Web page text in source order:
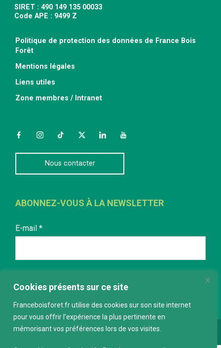
Cookies présents sur ce site
Franceboisforet.fr utilise des cookies sur son site internet
pour vous offrir l’expérience la plus pertinente en
mémorisant vos préférences lors de vos visites.
SIRET : 490 149 135 00033
Code APE : 9499 Z
Politique de protection des données de France Bois
Forêt
Mentions légales
Liens utiles
Zone membres / Intranet
FacebookInstagramTikTokTwitterLinkedInYouTube
Nous contacter
ABONNEZ-VOUS À LA NEWSLETTER
E-mail *
Conception :keepdesign.fr